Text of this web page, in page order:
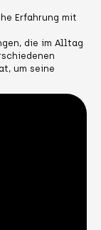
Erfahrung mit
die im Alltag
um seine